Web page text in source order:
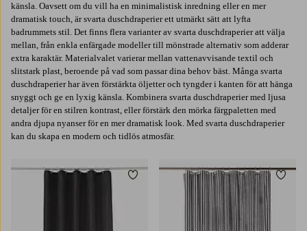
känsla. Oavsett om du vill ha en minimalistisk inredning eller en mer
dramatisk touch, är svarta duschdraperier ett utmärkt sätt att lyfta
badrummets stil. Det finns flera varianter av svarta duschdraperier att välja
mellan, från enkla enfärgade modeller till mönstrade alternativ som adderar
extra karaktär. Materialvalet varierar mellan vattenavvisande textil och
slitstark plast, beroende på vad som passar dina behov bäst. Många svarta
duschdraperier har även förstärkta öljetter och tyngder i kanten för att hänga
snyggt och ge en lyxig känsla. Kombinera svarta duschdraperier med ljusa
detaljer för en stilren kontrast, eller förstärk den mörka färgpaletten med
andra djupa nyanser för en mer dramatisk look. Med svarta duschdraperier
kan du skapa en modern och tidlös atmosfär.
Lägg till i favoriter Lägg